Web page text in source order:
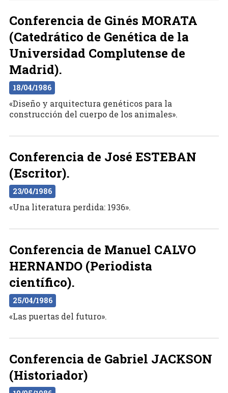
Conferencia de Ginés MORATA
(Catedrático de Genética de la
Universidad Complutense de
Madrid).
18/04/1986
«Diseño y arquitectura genéticos para la
construcción del cuerpo de los animales».
Conferencia de José ESTEBAN
(Escritor).
23/04/1986
«Una literatura perdida: 1936».
Conferencia de Manuel CALVO
HERNANDO (Periodista
científico).
25/04/1986
«Las puertas del futuro».
Conferencia de Gabriel JACKSON
(Historiador)